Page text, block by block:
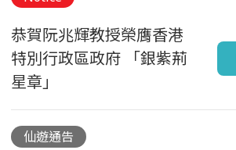
恭賀阮兆輝教授榮膺香港
特別行政區政府 「銀紫荊
星章」
仙遊通告